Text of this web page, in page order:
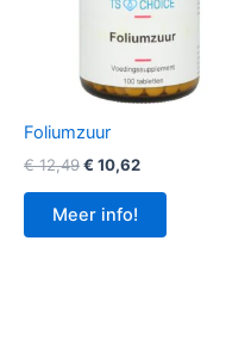
Foliumzuur
€12,49Oorspronkelijke
was:
€ 12,49.
€ 10,62Huidige
Meer info!